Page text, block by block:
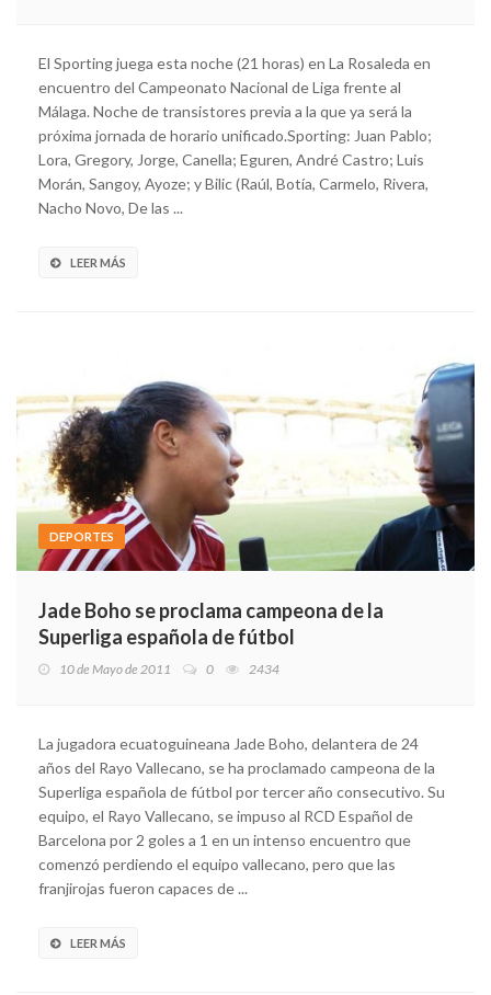
El Sporting juega esta noche (21 horas) en La Rosaleda en
encuentro del Campeonato Nacional de Liga frente al
Málaga. Noche de transistores previa a la que ya será la
próxima jornada de horario unificado.Sporting: Juan Pablo;
Lora, Gregory, Jorge, Canella; Eguren, André Castro; Luis
Morán, Sangoy, Ayoze; y Bilic (Raúl, Botía, Carmelo, Rivera,
Nacho Novo, De las ...
LEER MÁS
DEPORTES
Jade Boho se proclama campeona de la
Superliga española de fútbol
10 de Mayo de 2011 0 2434
La jugadora ecuatoguineana Jade Boho, delantera de 24
años del Rayo Vallecano, se ha proclamado campeona de la
Superliga española de fútbol por tercer año consecutivo. Su
equipo, el Rayo Vallecano, se impuso al RCD Español de
Barcelona por 2 goles a 1 en un intenso encuentro que
comenzó perdiendo el equipo vallecano, pero que las
franjirojas fueron capaces de ...
LEER MÁS